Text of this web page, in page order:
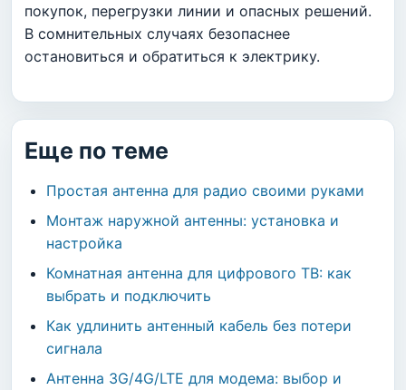
покупок, перегрузки линии и опасных решений.
В сомнительных случаях безопаснее
остановиться и обратиться к электрику.
Еще по теме
Простая антенна для радио своими руками
Монтаж наружной антенны: установка и
настройка
Комнатная антенна для цифрового ТВ: как
выбрать и подключить
Как удлинить антенный кабель без потери
сигнала
Антенна 3G/4G/LTE для модема: выбор и